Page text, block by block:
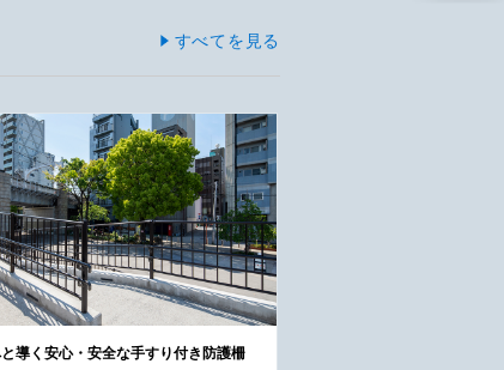
すべてを見る
導く安心・安全な手すり付き防護柵